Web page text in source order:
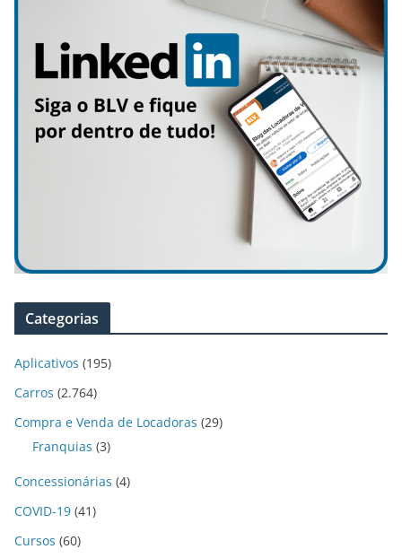
Categorias
Aplicativos (195)
Carros (2.764)
Compra e Venda de Locadoras (29)
Franquias (3)
Concessionárias (4)
COVID-19 (41)
Cursos (60)